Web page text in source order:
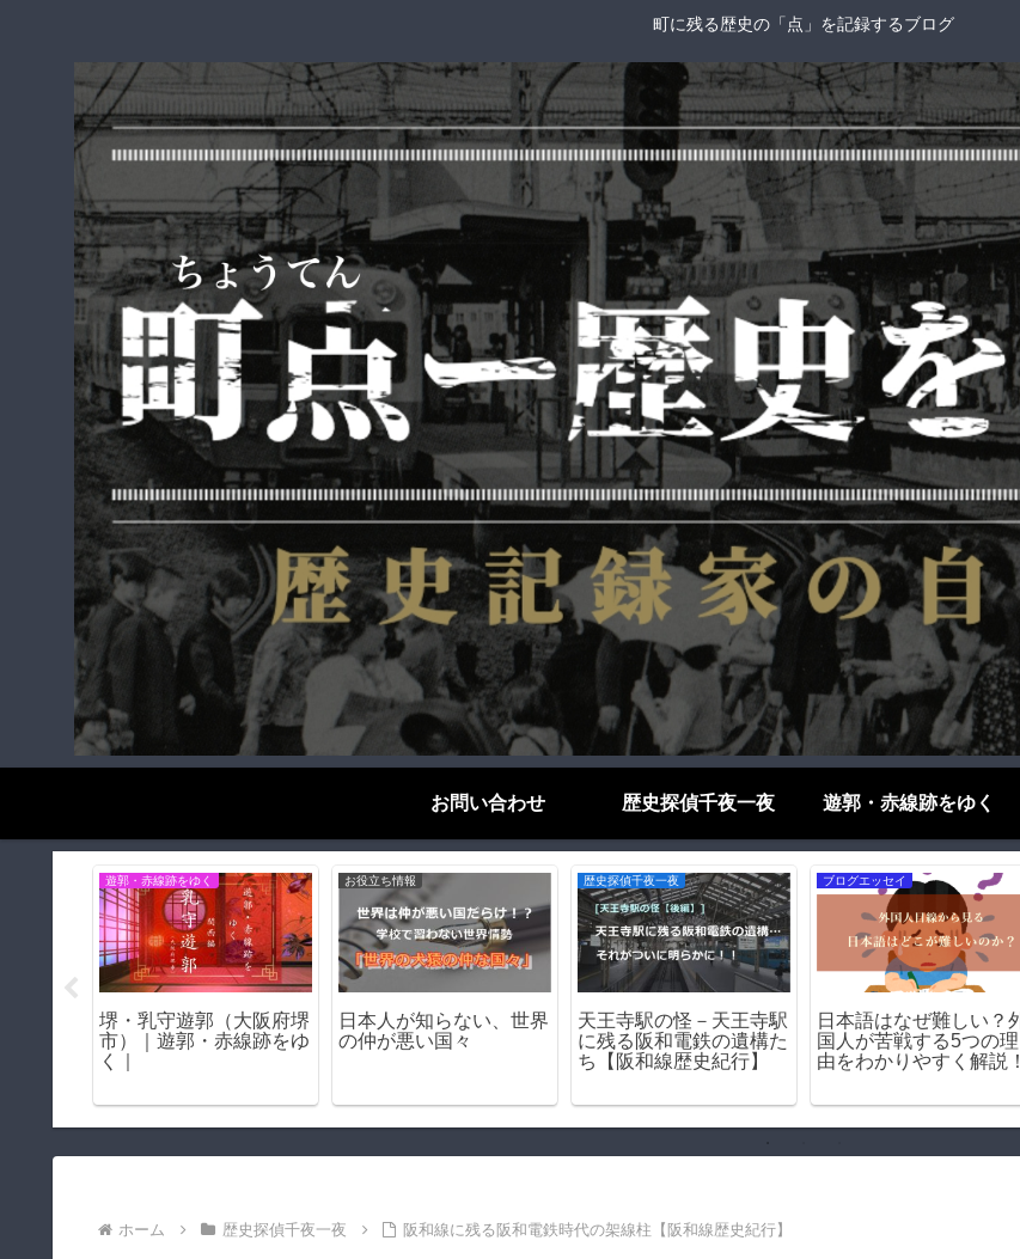
町に残る歴史の「点」を記録するブログ
お問い合わせ 歴史探偵千夜一夜 遊郭・赤線跡をゆく
ブログエッセイ
京大はなぜ変人を生むの
か－その理由を考察する
遊郭・赤線跡をゆく
東京・玉の井の歴史｜遊
郭ではない！日本最大の
歴史探偵千夜一夜
飛田新地の「嘆きの壁」
｜遊郭を囲った壁の痕跡
歴史探偵千夜一夜
阪和線の前身「阪和電
鉄」とは？｜天王寺〜和
歌山を結んだ伝説の私鉄
ホーム 歴史探偵千夜一夜 阪和線に残る阪和電鉄時代の架線柱【阪和線歴史紀行】